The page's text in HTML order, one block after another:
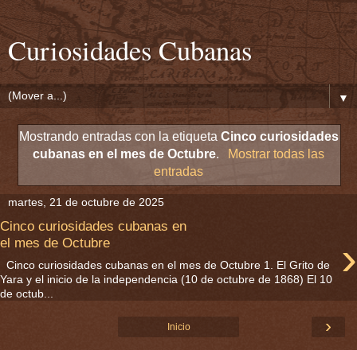
Curiosidades Cubanas
▼
Mostrando entradas con la etiqueta Cinco curiosidades
cubanas en el mes de Octubre.
Mostrar todas las
entradas
martes, 21 de octubre de 2025
Cinco curiosidades cubanas en
el mes de Octubre
›
Cinco curiosidades cubanas en el mes de Octubre 1. El Grito de
Yara y el inicio de la independencia (10 de octubre de 1868) El 10
de octub...
›
Inicio